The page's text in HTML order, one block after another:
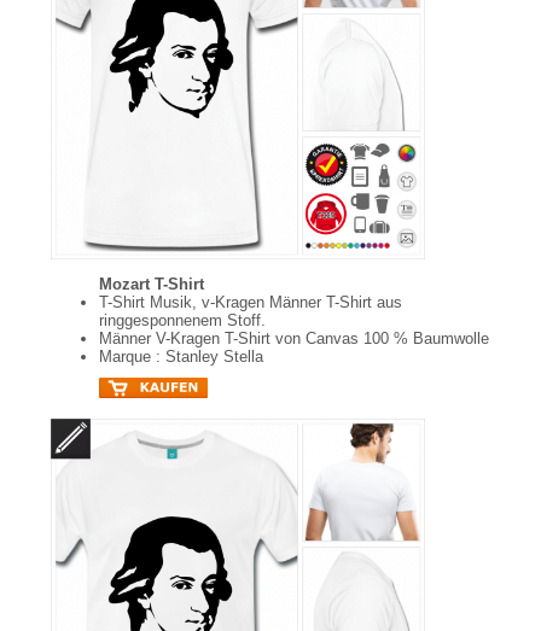
Mozart T-Shirt
T-Shirt Musik, v-Kragen Männer T-Shirt aus
ringgesponnenem Stoff.
Männer V-Kragen T-Shirt von Canvas 100 % Baumwolle
Marque : Stanley Stella